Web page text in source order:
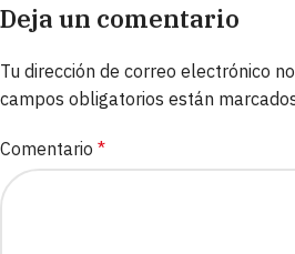
Deja un comentario
Tu dirección de correo electrónico
campos obligatorios están
Comentario *